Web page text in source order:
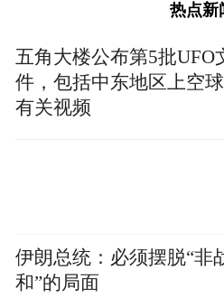
的方式讲好法治故事，
有“人情味”，实现政治
统一。
热点新
五角大楼公布第5批UFO
件，包括中东地区上空
有关视频
伊朗总统：必须摆脱“非
和”的局面